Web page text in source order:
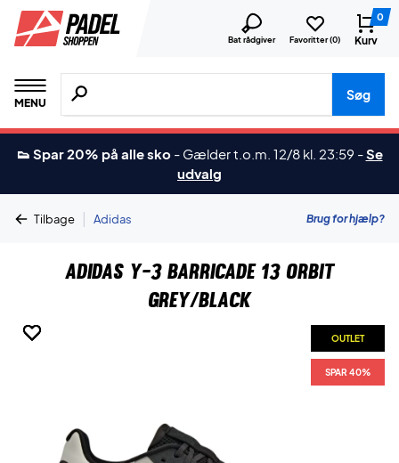
Bat rådgiver Favoritter (0)
0
Kurv
MENU
Søg efter produkter, mærker etc.
Søg
👟 Spar 20% på alle sko - Gælder t.o.m. 12/8 kl. 23:59 -Se
udvalg
Tilbage | Adidas Brug for hjælp?
Adidas Y-3 Barricade 13 Orbit
Grey/Black
OUTLET
SPAR 40%
OUTLET
SPAR 40%
OUTLET
SPAR 40%
OUTLET
SPAR 40%
OUTLET
SPAR 40%
OUTLET
SPAR 40%